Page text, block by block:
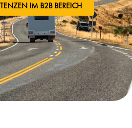
IM B2B BEREICH